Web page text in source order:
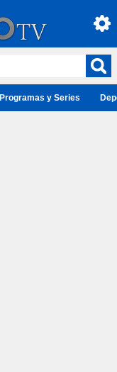
Programas y Series